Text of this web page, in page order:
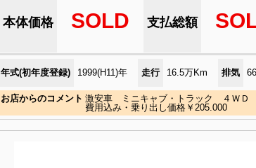
本体価格 SOLD 支払総額
年式(初年度登録) 1999(H11)年 走行 16.5万Km 排気
お店からのコメント 激安車 ミニキャブ・トラック ４ＷＤ
費用込み・乗り出し価格￥205.000